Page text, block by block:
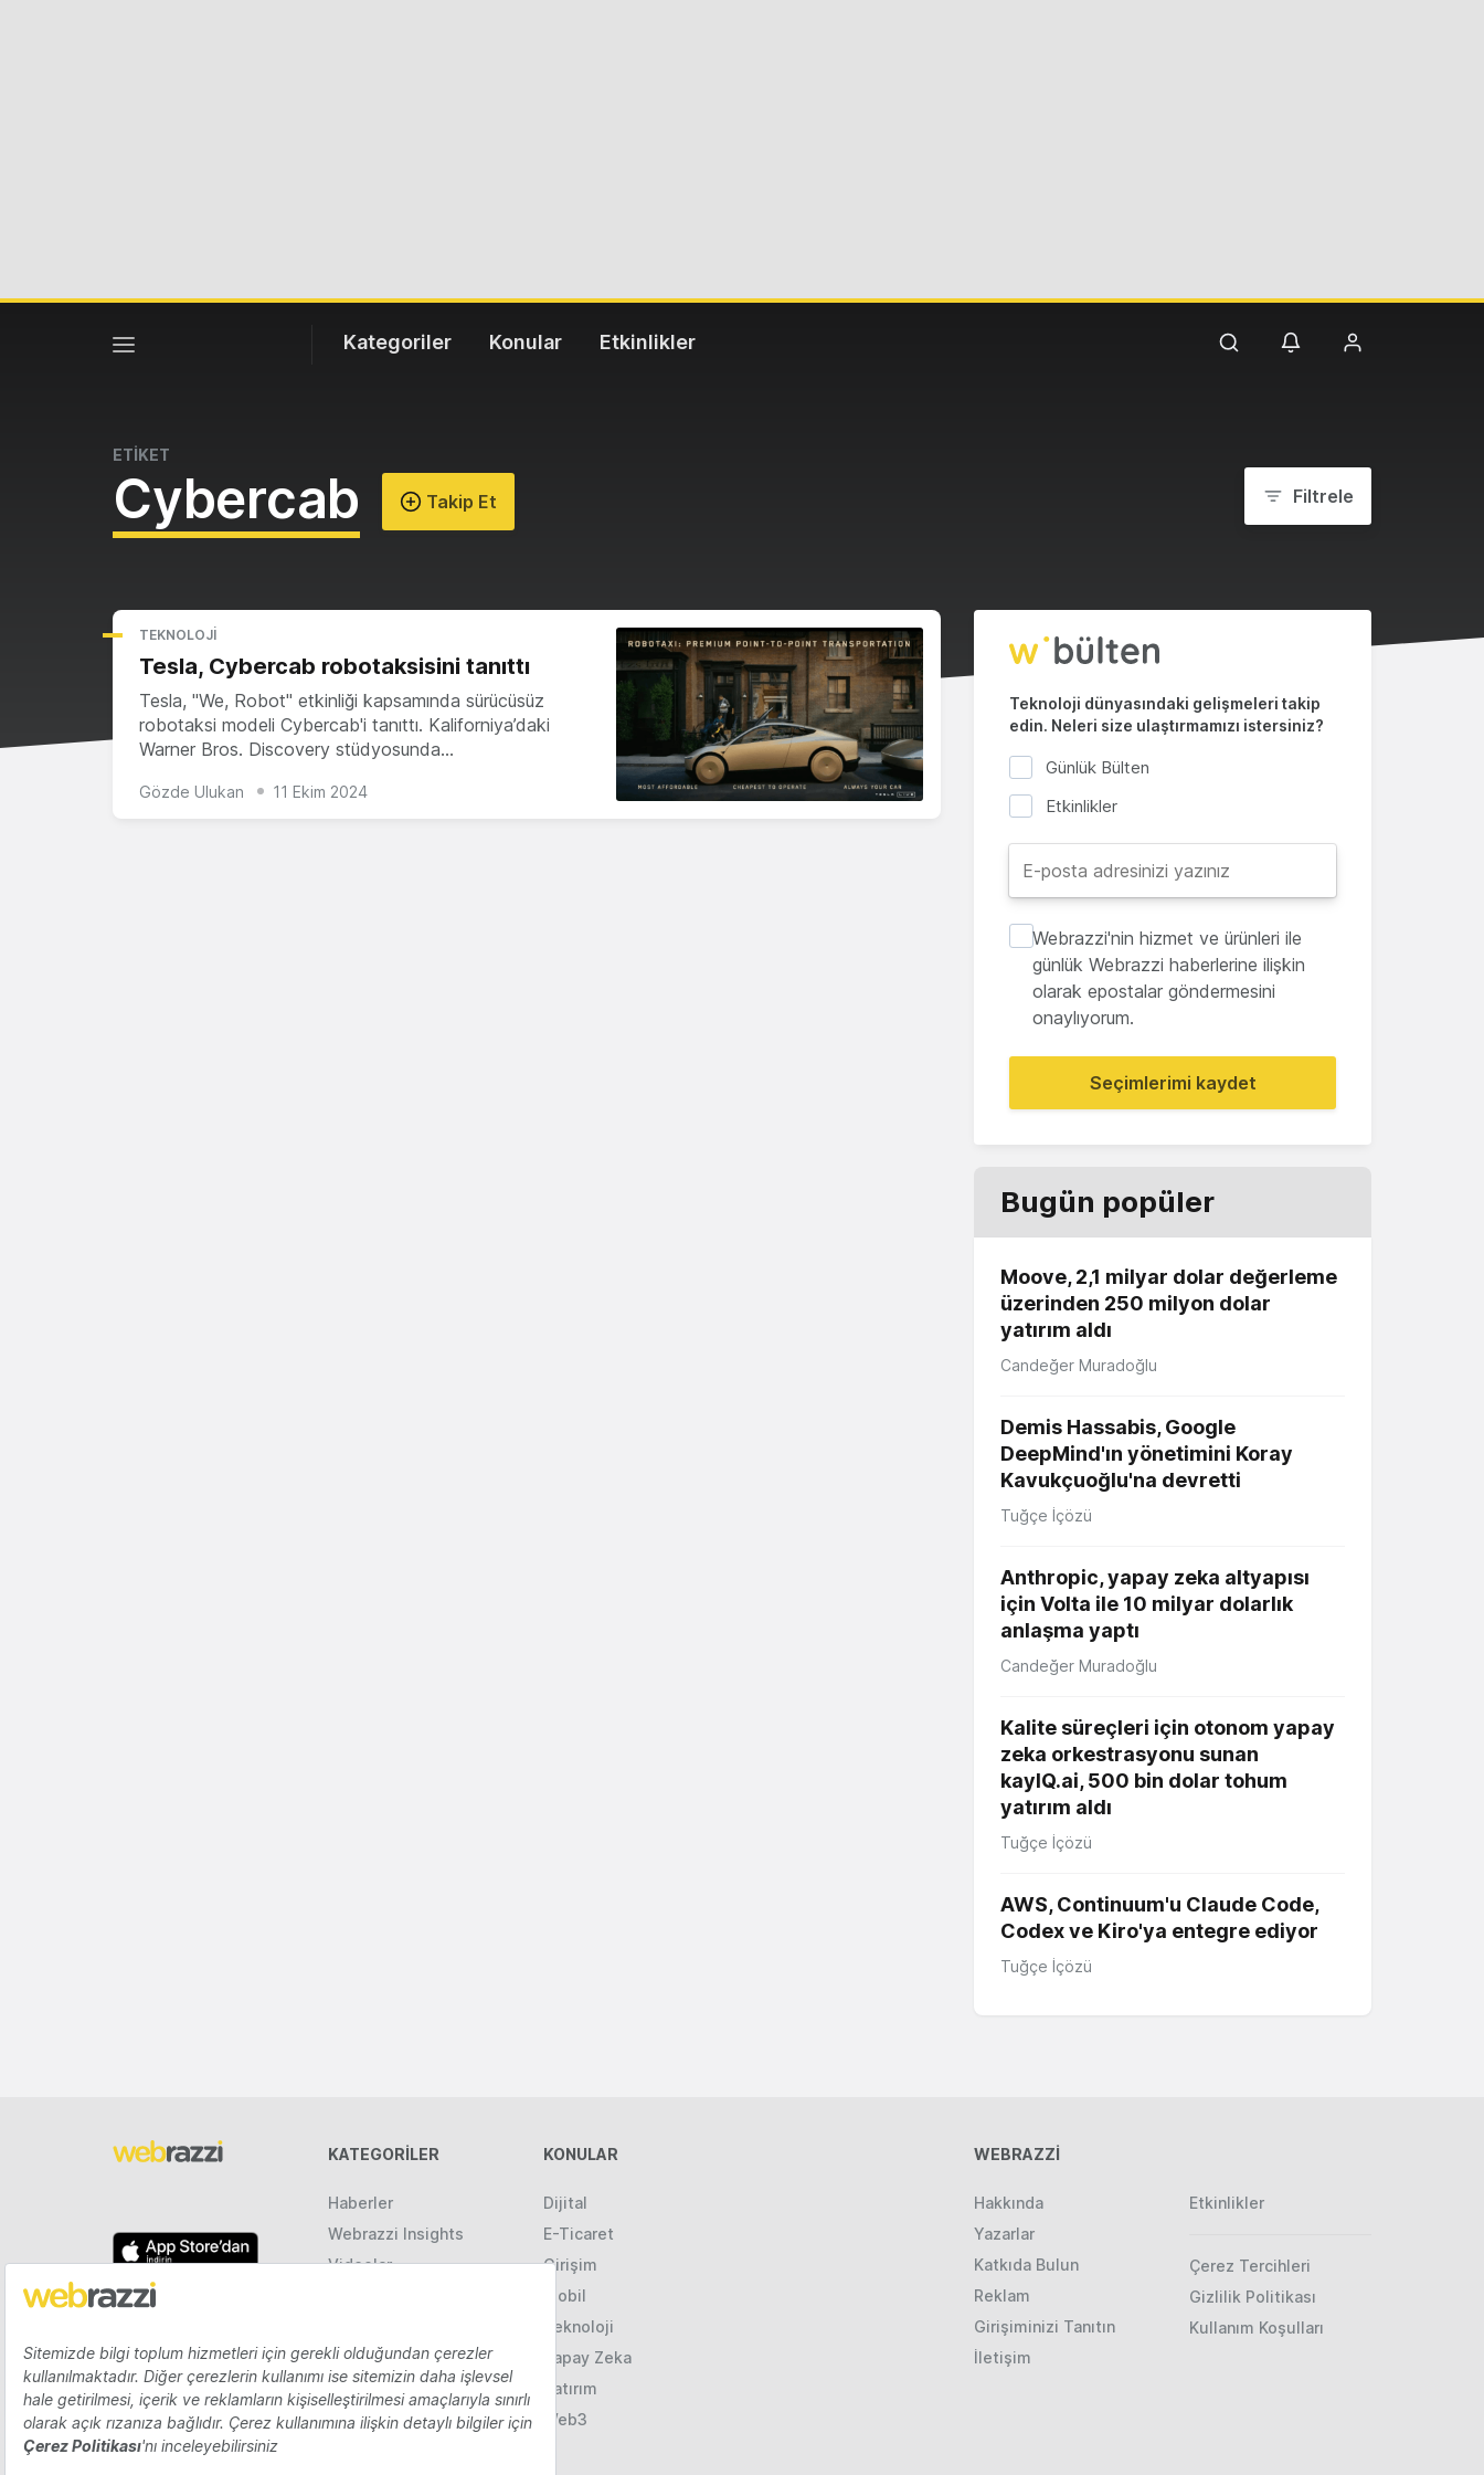
Kategoriler Konular Etkinlikler
ETİKET
Cybercab Takip Et Filtrele
TEKNOLOJI
Tesla, Cybercab robotaksisini tanıttı
Tesla, "We, Robot" etkinliği kapsamında sürücüsüz
robotaksi modeli Cybercab'i tanıttı. Kaliforniya’daki
Warner Bros. Discovery stüdyosunda…
Gözde Ulukan 11 Ekim 2024
Teknoloji dünyasındaki gelişmeleri takip
edin. Neleri size ulaştırmamızı istersiniz?
Günlük Bülten
Etkinlikler
Webrazzi'nin hizmet ve ürünleri ile
günlük Webrazzi haberlerine ilişkin
olarak epostalar göndermesini
onaylıyorum.
Seçimlerimi kaydet
Bugün popüler
Moove, 2,1 milyar dolar değerleme
üzerinden 250 milyon dolar
yatırım aldı
Candeğer Muradoğlu
Demis Hassabis, Google
DeepMind'ın yönetimini Koray
Kavukçuoğlu'na devretti
Tuğçe İçözü
Anthropic, yapay zeka altyapısı
için Volta ile 10 milyar dolarlık
anlaşma yaptı
Candeğer Muradoğlu
Kalite süreçleri için otonom yapay
zeka orkestrasyonu sunan
kayIQ.ai, 500 bin dolar tohum
yatırım aldı
Tuğçe İçözü
AWS, Continuum'u Claude Code,
Codex ve Kiro'ya entegre ediyor
Tuğçe İçözü
KATEGORILER
Haberler
Webrazzi Insights
Videolar
KONULAR
Dijital
E-Ticaret
Girişim
Mobil
Teknoloji
Yapay Zeka
Yatırım
Web3
WEBRAZZİ
Hakkında
Yazarlar
Katkıda Bulun
Reklam
Girişiminizi Tanıtın
İletişim
Etkinlikler
Çerez Tercihleri
Gizlilik Politikası
Kullanım Koşulları